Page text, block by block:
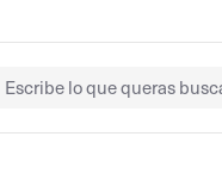
Escribe lo que queras